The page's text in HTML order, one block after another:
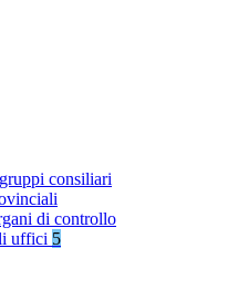
consiliari
di controllo
uffici 5